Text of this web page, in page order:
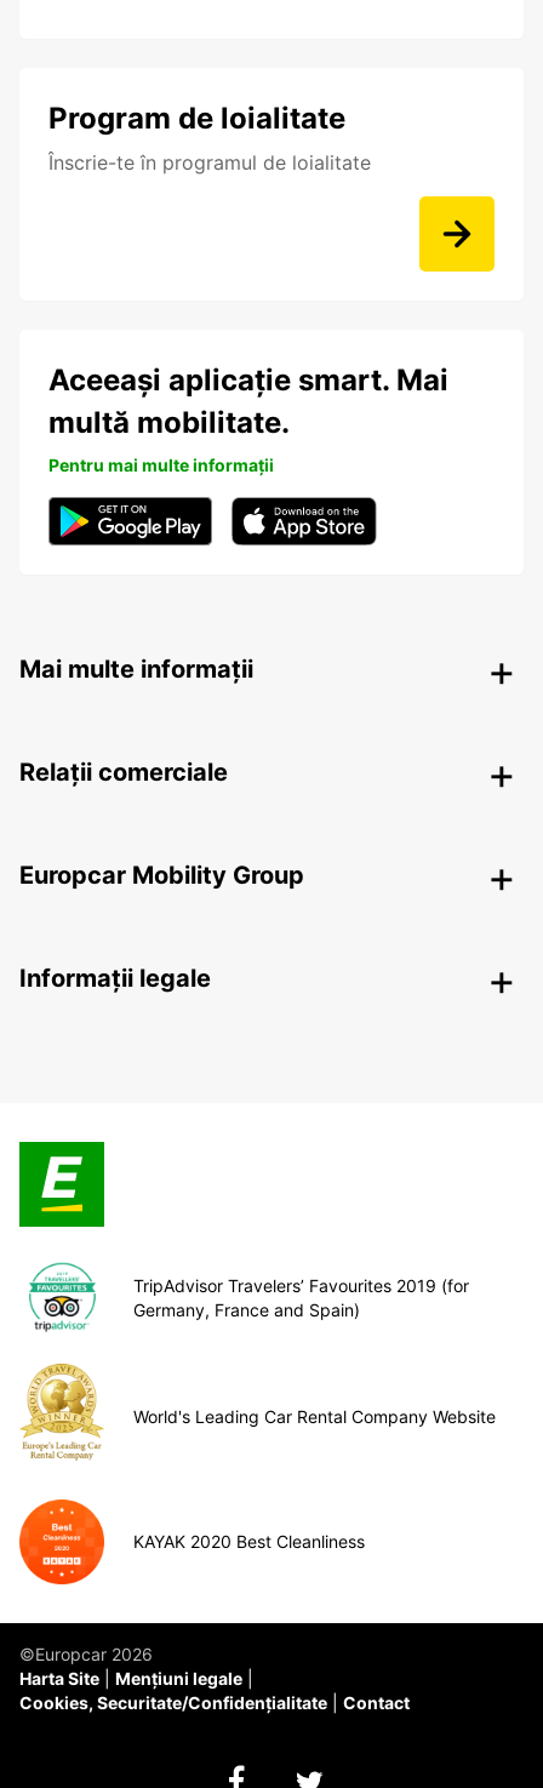
Program de loialitate
Înscrie-te în programul de loialitate
Aceeași aplicație smart. Mai
multă mobilitate.
Pentru mai multe informații
Mai multe informații
Relații comerciale
Europcar Mobility Group
Informații legale
TripAdvisor Travelers’ Favourites 2019 (for
Germany, France and Spain)
World's Leading Car Rental Company Website
KAYAK 2020 Best Cleanliness
©Europcar 2026
Harta Site
Mențiuni legale
Cookies, Securitate/Confidențialitate
Contact